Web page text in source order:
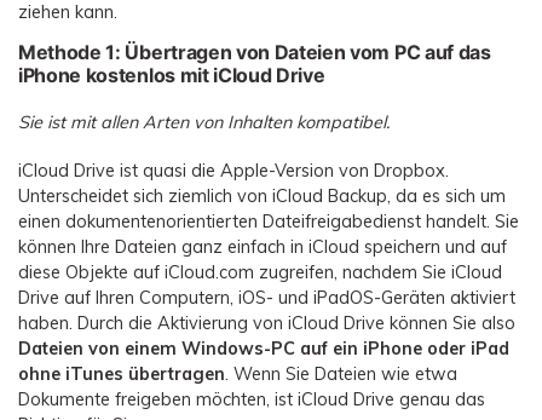
ziehen kann.
Methode 1: Übertragen von Dateien vom PC auf das
iPhone kostenlos mit iCloud Drive
Sie ist mit allen Arten von Inhalten kompatibel.
iCloud Drive ist quasi die Apple-Version von Dropbox.
Unterscheidet sich ziemlich von iCloud Backup, da es sich um
einen dokumentenorientierten Dateifreigabedienst handelt. Sie
können Ihre Dateien ganz einfach in iCloud speichern und auf
diese Objekte auf iCloud.com zugreifen, nachdem Sie iCloud
Drive auf Ihren Computern, iOS- und iPadOS-Geräten aktiviert
haben. Durch die Aktivierung von iCloud Drive können Sie also
Dateien von einem Windows-PC auf ein iPhone oder iPad
ohne iTunes übertragen. Wenn Sie Dateien wie etwa
Dokumente freigeben möchten, ist iCloud Drive genau das